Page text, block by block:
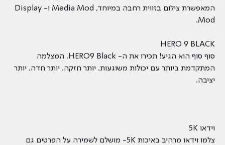
המאפשרת צילום בזווית רחבה במיוחד, Media Mod ו- Display
Mod.
HERO 9 BLACK
סוף סוף הוא הגיע! תכירו את ה- HERO9 Black, המצלמה
המתקדמת ביותר עם יכולות משוגעות. יותר חזקה. יותר חדה. יותר
יציבה.
וידאו 5K
צלמו וידאו מרהיב באיכות 5K- מושלם לשמירה על הפרטים גם